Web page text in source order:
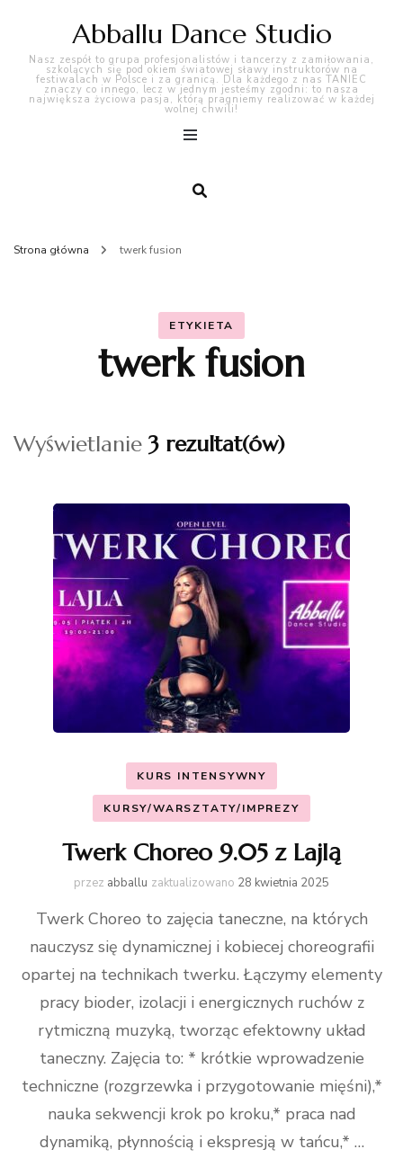
Abballu Dance Studio
Nasz zespół to grupa profesjonalistów i tancerzy z zamiłowania,
szkolących się pod okiem światowej sławy instruktorów na
festiwalach w Polsce i za granicą. Dla każdego z nas TANIEC
znaczy co innego, lecz w jednym jesteśmy zgodni: to nasza
największa życiowa pasja, którą pragniemy realizować w każdej
wolnej chwili!
Strona główna twerk fusion
ETYKIETA
twerk fusion
Wyświetlanie 3 rezultat(ów)
KURS INTENSYWNY
KURSY/WARSZTATY/IMPREZY
Twerk Choreo 9.05 z Lajlą
przez abballu zaktualizowano 28 kwietnia 2025
Twerk Choreo to zajęcia taneczne, na których
nauczysz się dynamicznej i kobiecej choreografii
opartej na technikach twerku. Łączymy elementy
pracy bioder, izolacji i energicznych ruchów z
rytmiczną muzyką, tworząc efektowny układ
taneczny. Zajęcia to: * krótkie wprowadzenie
techniczne (rozgrzewka i przygotowanie mięśni),*
nauka sekwencji krok po kroku,* praca nad
dynamiką, płynnością i ekspresją w tańcu,* …